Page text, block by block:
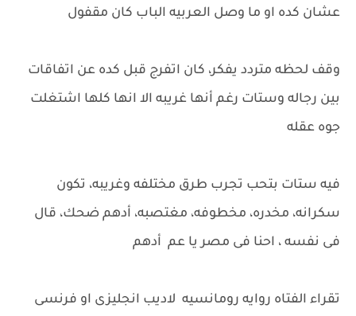
عشان كده او ما وصل العربيه الباب كان مقفول
وقف لحظه متردد يفكر، كان اتفرج قبل كده عن اتفاقات
بين رجاله وستات رغم أنها غريبه الا انها كلها اشتغلت
جوه عقله
فيه ستات بتحب تجرب طرق مختلفه وغريبه، تكون
سكرانه، مخدره، مخطوفه، مغتصبه، أدهم ضحك، قال
فى نفسه ، احنا فى مصر يا عم أدهم
تقراء الفتاه روايه رومانسيه لاديب انجليزى او فرنسى